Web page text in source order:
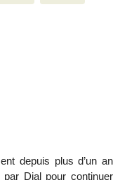
depuis plus d’un an
Dial pour continuer